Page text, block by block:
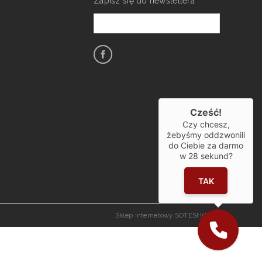
Sklep internetowy SOTESHOP AI
Cześć!
Czy chcesz,
żebyśmy oddzwonili
do Ciebie za darmo
w 28 sekund?
TAK